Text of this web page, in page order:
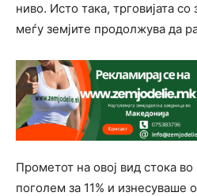
ниво. Исто така, трговијата
меѓу земјите продолжува да
Прометот на овој вид стока
поголем за 11% и изнесуваше